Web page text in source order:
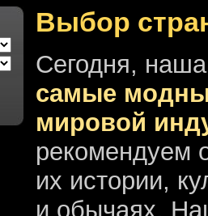
Выбор
Сегодня,
самые
мировой
рекомендуем
их истории,
и обычаях.